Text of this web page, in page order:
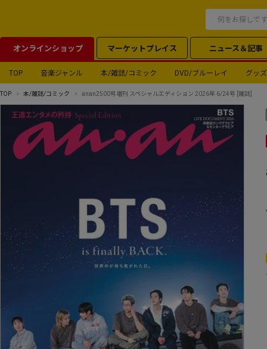
オンラインショップ マーケットプレイス ニュース＆記事
TOP 音楽ジャンル 本/雑誌/コミック DVD/ブルーレイ グッズ
TOP 本/雑誌/コミック anan2500号増刊 スペシャルエディション 2026年 6/24号 [雑誌]